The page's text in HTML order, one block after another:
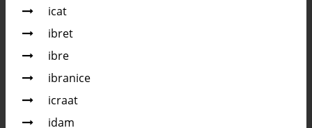
icat
ibret
ibre
ibranice
icraat
idam